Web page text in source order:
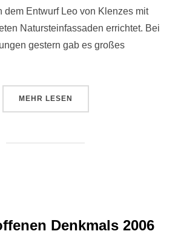
dem Entwurf Leo von Klenzes mit
Natursteinfassaden errichtet. Bei
gestern gab es großes
MEHR ÜBER “TAG DES OFFENEN
LESEN
Denkmals 2006